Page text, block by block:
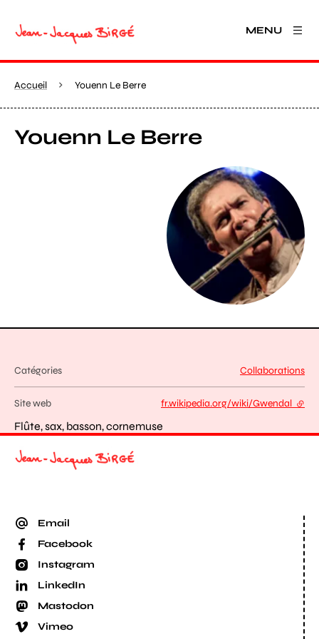
MENU
Accueil Youenn Le Berre
Youenn Le Berre
Agrandir
Catégories Collaborations
Site web fr.wikipedia.org/wiki/Gwendal -
Flûte, sax, basson, cornemuse
Email
Facebook
Instagram
LinkedIn
Mastodon
Vimeo